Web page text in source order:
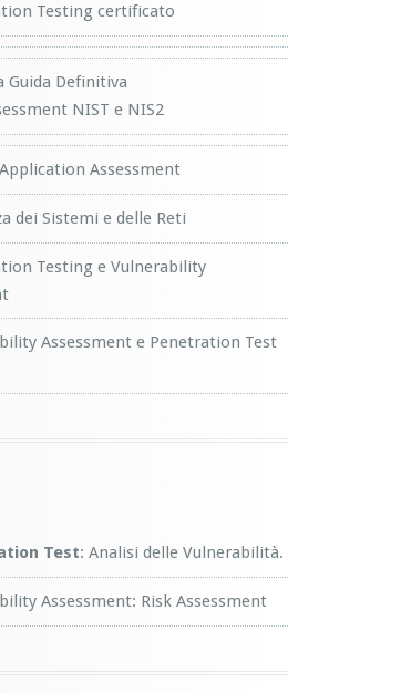
Testing certificato
Guida Definitiva
NIST e NIS2
Assessment
dei Sistemi e delle Reti
Testing e Vulnerability
Assessment e Penetration Test
Test: Analisi delle Vulnerabilità.
Assessment: Risk Assessment